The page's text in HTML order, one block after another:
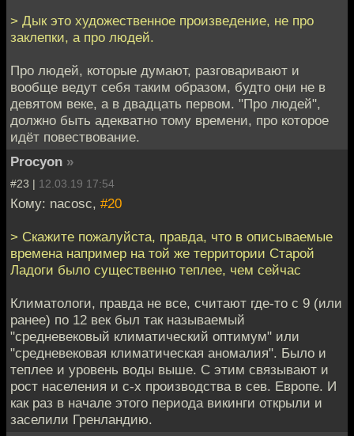
> Дык это художественное произведение, не про
заклепки, а про людей.
Про людей, которые думают, разговаривают и
вообще ведут себя таким образом, будто они не в
девятом веке, а в двадцать первом. "Про людей",
должно быть адекватно тому времени, про которое
идёт повествование.
Procyon »
#23 | 12.03.19 17:54
Кому: nacosc, #20
> Скажите пожалуйста, правда, что в описываемые
времена например на той же территории Старой
Ладоги было существенно теплее, чем сейчас
Климатологи, правда не все, считают где-то с 9 (или
ранее) по 12 век был так называемый
"средневековый климатический оптимум" или
"средневековая климатическая аномалия". Было и
теплее и уровень воды выше. С этим связывают и
рост населения и с-х производства в сев. Европе. И
как раз в начале этого периода викинги открыли и
заселили Гренландию.